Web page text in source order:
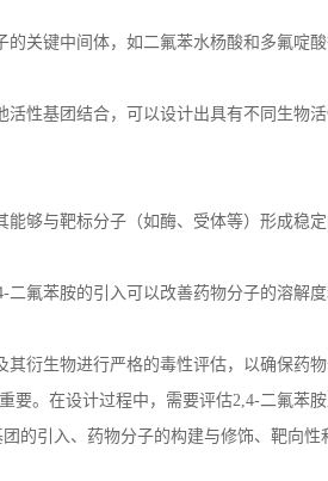
的关键中间体，如二氟苯水杨酸和多氟啶
活性基团结合，可以设计出具有不同生物
能够与靶标分子（如酶、受体等）形成稳
二氟苯胺的引入可以改善药物分子的溶解
其衍生物进行严格的毒性评估，以确保药
要。在设计过程中，需要评估2,4-二氟苯
的引入、药物分子的构建与修饰、靶向